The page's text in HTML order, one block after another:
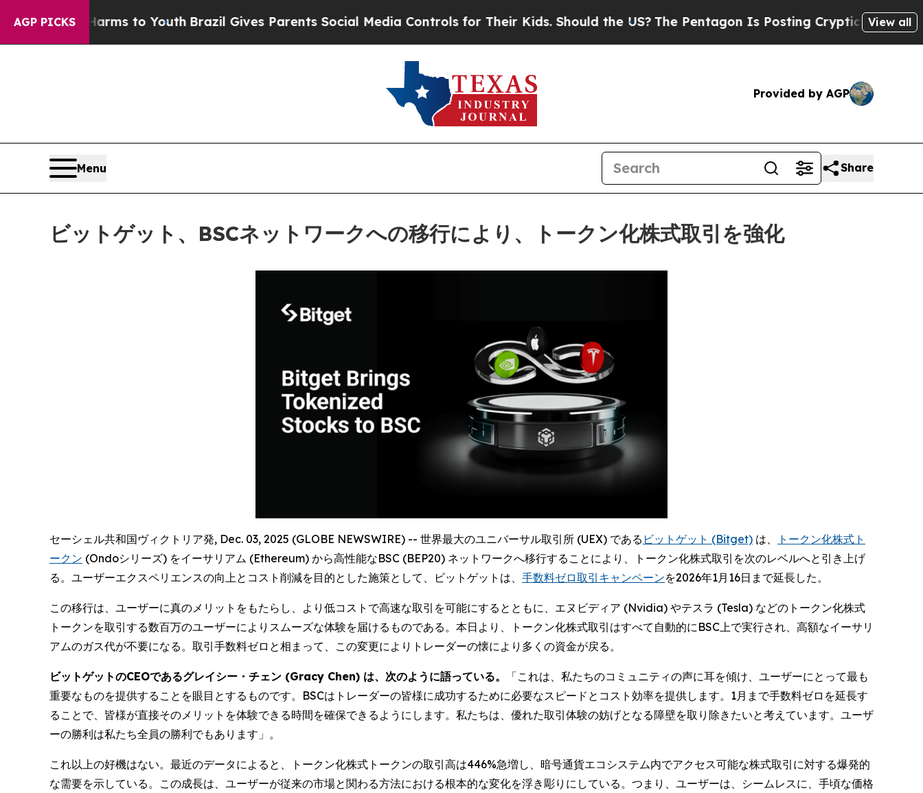
AGP PICKS
Harms to YouthBrazil Gives Parents Social Media Controls for Their Kids. Should the US?The Pentagon Is Posting Cryptic Biblical Messages
View all
Provided by AGP
Menu Share
ビットゲット、BSCネットワークへの移行により、トークン化株式取引を強化
セーシェル共和国ヴィクトリア発, Dec. 03, 2025 (GLOBE NEWSWIRE) -- 世界最大のユニバーサル取引所 (UEX) である ビットゲット (Bitget) は、
トークン化株式ト
ークン (Ondoシリーズ) をイーサリアム (Ethereum) から高性能なBSC (BEP20) ネットワークへ移行することにより、トークン化株式取引を次のレベルへと引き上げ
る。ユーザーエクスペリエンスの向上とコスト削減を目的とした施策として、ビットゲットは、 手数料ゼロ取引キャンペーンを2026年1月16日まで延長した。
この移行は、ユーザーに真のメリットをもたらし、より低コストで高速な取引を可能にするとともに、エヌビディア (Nvidia) やテスラ (Tesla) などのトークン化株式
トークンを取引する数百万のユーザーによりスムーズな体験を届けるものである。本日より、トークン化株式取引はすべて自動的にBSC上で実行され、高額なイーサリ
アムのガス代が不要になる。取引手数料ゼロと相まって、この変更によりトレーダーの懐により多くの資金が戻る。
ビットゲットのCEOであるグレイシー・チェン (Gracy Chen) は、次のように語っている。
「これは、私たちのコミュニティの声に耳を傾け、ユーザーにとって最も
重要なものを提供することを眼目とするものです。BSCはトレーダーの皆様に成功するために必要なスピードとコスト効率を提供します。1月まで手数料ゼロを延長す
ることで、皆様が直接そのメリットを体験できる時間を確保できるようにします。私たちは、優れた取引体験の妨げとなる障壁を取り除きたいと考えています。ユーザ
ーの勝利は私たち全員の勝利でもあります」。
これ以上の好機はない。最近のデータによると、トークン化株式トークンの取引高は446%急増し、暗号通貨エコシステム内でアクセス可能な株式取引に対する爆発的
な需要を示している。この成長は、ユーザーが従来の市場と関わる方法における根本的な変化を浮き彫りにしている。つまり、ユーザーは、シームレスに、手頃な価格